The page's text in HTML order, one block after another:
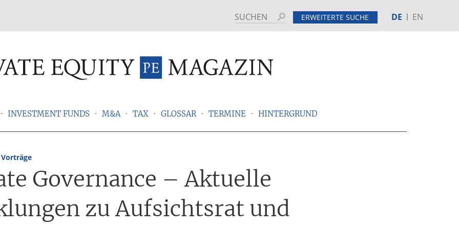
Suchen ERWEITERTE SUCHE DE EN
INVESTMENT FUNDS M&A TAX GLOSSAR TERMINE HINTERGRUND
Governance – Aktuelle
zu Aufsichtsrat und
Vorträge